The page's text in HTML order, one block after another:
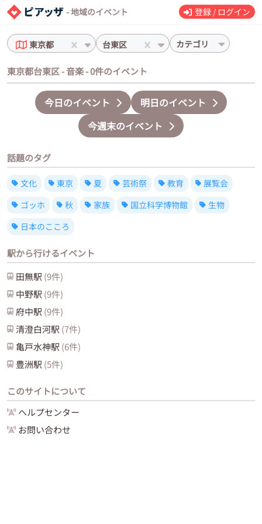
- 地域のイベント 登録 / ログイン
東京都 台東区 カテゴリ
東京都台東区 - 音楽 - 0件のイベント
今日のイベント
明日のイベント
今週末のイベント
話題のタグ
文化 東京 夏 芸術祭 教育
展覧会
ゴッホ
秋 家族 国立科学博物館
生物
日本のこころ
駅から行けるイベント
田無駅 (9件)
中野駅 (9件)
府中駅 (9件)
清澄白河駅 (7件)
亀戸水神駅 (6件)
豊洲駅 (5件)
このサイトについて
ヘルプセンター
お問い合わせ